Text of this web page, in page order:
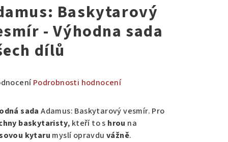
Baskytarový
- Výhodna sada
dílů
Podrobnosti hodnocení
sada Adamus: Baskytarový vesmír. Pro
baskytaristy, kteří to s hrou na
kytaru myslí opravdu vážně.